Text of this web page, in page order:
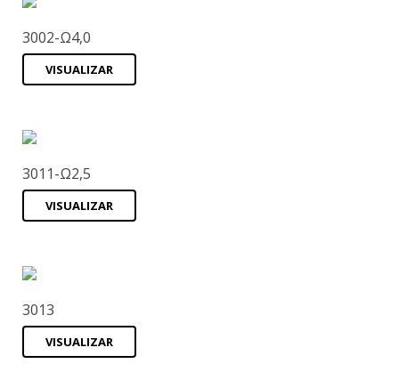
3002-Ω4,0
VISUALIZAR
3011-Ω2,5
VISUALIZAR
3013
VISUALIZAR